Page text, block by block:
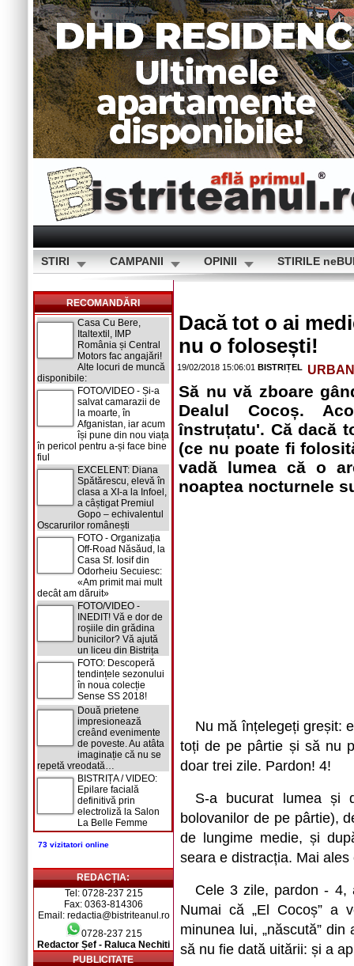
STIRI CAMPANII OPINII STIRILE
RECOMANDĂRI
Casa Cu Bere,
Italtextil, IMP
România și Central
Motors fac angajări!
Alte locuri de muncă
disponibile:
FOTO/VIDEO - Și-a
salvat camarazii de
la moarte, în
Afganistan, iar acum
își pune din nou viața
în pericol pentru a-și face bine
fiul
EXCELENT: Diana
Spătărescu, elevă în
clasa a XI-a la Infoel,
a câștigat Premiul
Gopo – echivalentul
Oscarurilor românești
FOTO - Organizația
Off-Road Năsăud, la
Casa Sf. Iosif din
Odorheiu Secuiesc:
«Am primit mai mult
decât am dăruit»
FOTO/VIDEO -
INEDIT! Vă e dor de
roșiile din grădina
bunicilor? Vă ajută
un liceu din Bistrița
FOTO: Descoperă
tendințele sezonului
în noua colecție
Sense SS 2018!
Două prietene
impresionează
creând evenimente
de poveste. Au atâta
imaginație că nu se
repetă vreodată…
BISTRIȚA / VIDEO:
Epilare facială
definitivă prin
electroliză la Salon
La Belle Femme
73 vizitatori online
REDACȚIA:
Tel: 0728-237 215
Fax: 0363-814306
Email: redactia@bistriteanul.ro
0728-237 215
Redactor Șef - Raluca Nechiti
PUBLICITATE
Dacă tot o ai
nu o folosești!
19/02/2018 15:06:01 BISTRIȚEL URBAN
Să nu vă zboare
Dealul Cocoș.
înstruțatu'. Că dacă
(ce nu poate fi
vadă lumea că o
noaptea nocturnele
Nu mă înțelegeți greșit:
toți de pe pârtie și să nu
doar trei zile. Pardon! 4!
S-a bucurat lumea
bolovanilor de pe pârtie),
de lungime medie, și
seara e distracția. Mai
Cele 3 zile, pardon - 4,
Numai că „El Cocoș” a
minunea lui, „născută”
să nu fie dată uitării: și a